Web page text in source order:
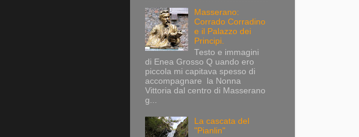
Masserano:
Corrado Corradino
e il Palazzo dei
Principi.
Testo e immagini
di Enea Grosso Q uando ero
piccola mi capitava spesso di
accompagnare la Nonna
Vittoria dal centro di Masserano
g...
La cascata del
"Pianlin"